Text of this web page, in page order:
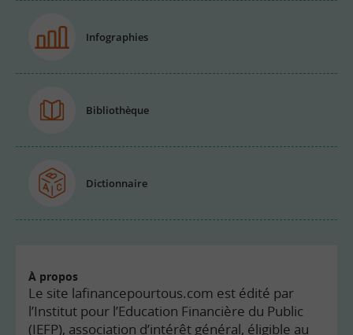
Infographies
Bibliothèque
Dictionnaire
À propos
Le site lafinancepourtous.com est édité par
l’Institut pour l’Education Financière du Public
(IEFP), association d’intérêt général, éligible au